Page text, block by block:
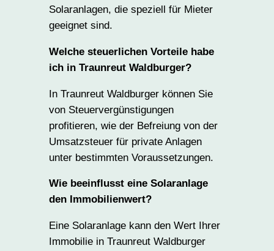
Solaranlagen, die speziell für Mieter
geeignet sind.
Welche steuerlichen Vorteile habe
ich in Traunreut Waldburger?
In Traunreut Waldburger können Sie
von Steuervergünstigungen
profitieren, wie der Befreiung von der
Umsatzsteuer für private Anlagen
unter bestimmten Voraussetzungen.
Wie beeinflusst eine Solaranlage
den Immobilienwert?
Eine Solaranlage kann den Wert Ihrer
Immobilie in Traunreut Waldburger